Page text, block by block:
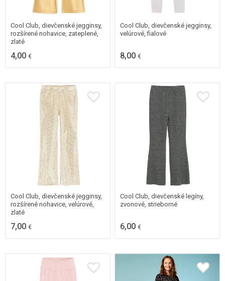
104
Cool Club, dievčenské jegginsy,
rozšírené nohavice, zateplené,
zlaté
4,00 €
veľkostiach
Cool Club, dievčenské jegginsy,
velúrové, fialové
8,00 €
104
110
122
128
Cool Club, dievčenské jegginsy,
rozšírené nohavice, velúrové,
zlaté
7,00 €
104 110
Cool Club, dievčenské legíny,
zvonové, strieborné
6,00 €